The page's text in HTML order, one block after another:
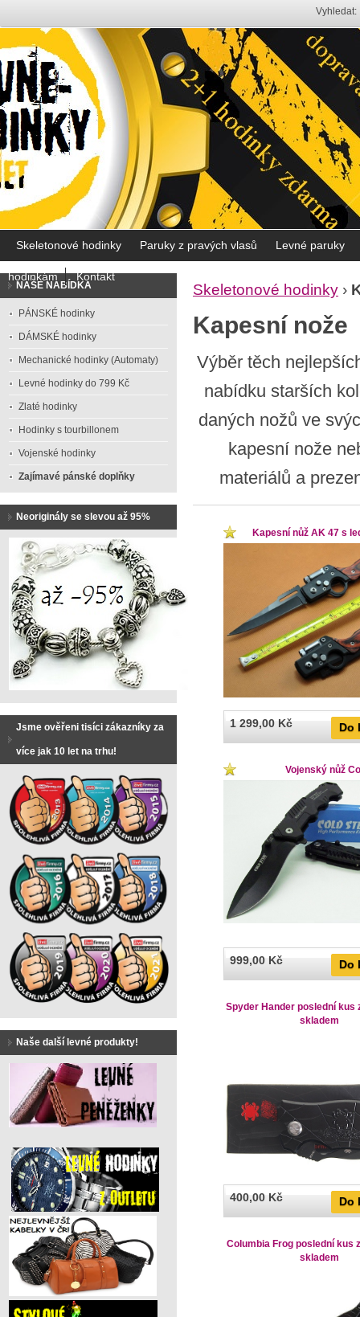
Vyhledat:
Skeletonové hodinky Paruky z pravých vlasů Levné paruky
hodinkám Kontakt
Skeletonové hodinky ›
Kapesní nože
Výběr těch
nabídku starších
daných nožů ve
kapesní nože
materiálů a
Kapesní nůž AK 47 s
1 299,00 Kč Do
Vojenský nůž
999,00 Kč Do
Spyder Hander poslední kus
skladem
400,00 Kč Do
Columbia Frog poslední kus
skladem
NAŠE NABÍDKA
PÁNSKÉ hodinky
DÁMSKÉ hodinky
Mechanické hodinky (Automaty)
Levné hodinky do 799 Kč
Zlaté hodinky
Hodinky s tourbillonem
Vojenské hodinky
Zajímavé pánské doplňky
Neoriginály se slevou až 95%
Jsme ověřeni tisíci zákazníky za
více jak 10 let na trhu!
Naše další levné produkty!